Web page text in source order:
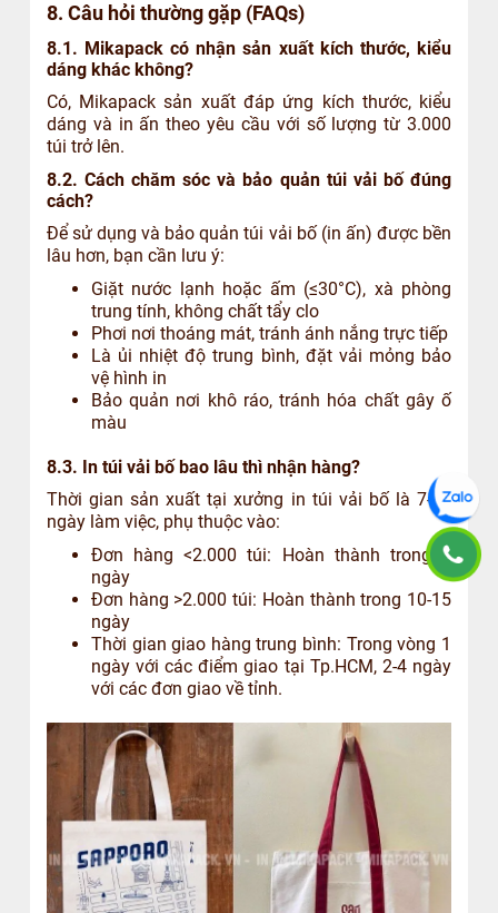
8. Câu hỏi thường gặp (FAQs)
8.1. Mikapack có nhận sản xuất kích thước, kiểu
dáng khác không?
Có, Mikapack sản xuất đáp ứng kích thước, kiểu
dáng và in ấn theo yêu cầu với số lượng từ 3.000
túi trở lên.
8.2. Cách chăm sóc và bảo quản túi vải bố đúng
cách?
Để sử dụng và bảo quản túi vải bố (in ấn) được bền
lâu hơn, bạn cần lưu ý:
Giặt nước lạnh hoặc ấm (≤30°C), xà phòng
trung tính, không chất tẩy clo
Phơi nơi thoáng mát, tránh ánh nắng trực tiếp
Là ủi nhiệt độ trung bình, đặt vải mỏng bảo
vệ hình in
Bảo quản nơi khô ráo, tránh hóa chất gây ố
màu
8.3. In túi vải bố bao lâu thì nhận hàng?
Thời gian sản xuất tại xưởng in túi vải bố là 7-15
ngày làm việc, phụ thuộc vào:
Đơn hàng <2.000 túi: Hoàn thành trong 7
ngày
Đơn hàng >2.000 túi: Hoàn thành trong 10-15
ngày
Thời gian giao hàng trung bình: Trong vòng 1
ngày với các điểm giao tại Tp.HCM, 2-4 ngày
với các đơn giao về tỉnh.